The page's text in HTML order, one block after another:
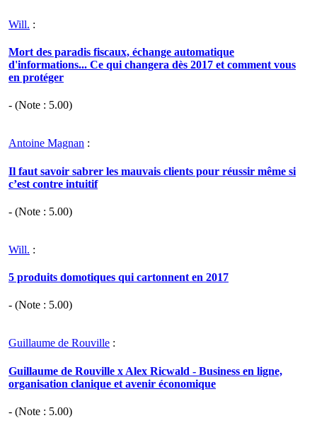
Will. :
Mort des paradis fiscaux, échange automatique
d'informations... Ce qui changera dès 2017 et comment vous
en protéger
- (Note : 5.00)
Antoine Magnan :
Il faut savoir sabrer les mauvais clients pour réussir même si
c’est contre intuitif
- (Note : 5.00)
Will. :
5 produits domotiques qui cartonnent en 2017
- (Note : 5.00)
Guillaume de Rouville :
Guillaume de Rouville x Alex Ricwald - Business en ligne,
organisation clanique et avenir économique
- (Note : 5.00)